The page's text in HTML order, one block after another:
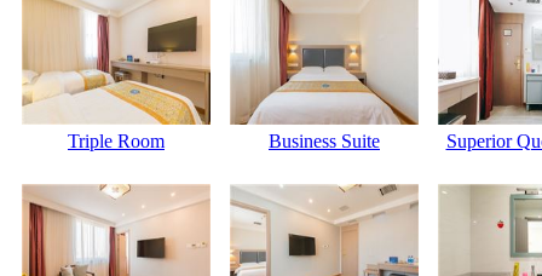
Triple Room Business Suite Superior